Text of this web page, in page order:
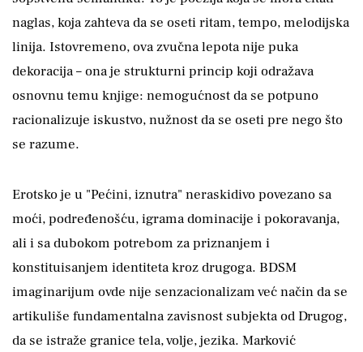
naglas, koja zahteva da se oseti ritam, tempo, melodijska
linija. Istovremeno, ova zvučna lepota nije puka
dekoracija – ona je strukturni princip koji odražava
osnovnu temu knjige: nemogućnost da se potpuno
racionalizuje iskustvo, nužnost da se oseti pre nego što
se razume.
Erotsko je u "Pećini, iznutra" neraskidivo povezano sa
moći, podređenošću, igrama dominacije i pokoravanja,
ali i sa dubokom potrebom za priznanjem i
konstituisanjem identiteta kroz drugoga. BDSM
imaginarijum ovde nije senzacionalizam već način da se
artikuliše fundamentalna zavisnost subjekta od Drugog,
da se istraže granice tela, volje, jezika. Marković